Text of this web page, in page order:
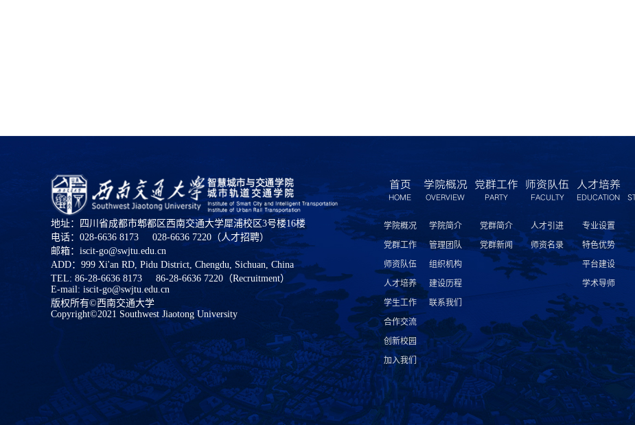
地址：四川省成都市郫都区西南交通大学犀浦校区3号楼16楼
电话：028-6636 8173     028-6636 7220（人才招聘）
邮箱：iscit-go@swjtu.edu.cn
ADD：999 Xi'an RD, Pidu District, Chengdu, Sichuan, China
TEL: 86-28-6636 8173     86-28-6636 7220（Recruitment）
E-mail: iscit-go@swjtu.edu.cn
版权所有©西南交通大学
Copyright©2021 Southwest Jiaotong University
首页
HOME
学院概况
党群工作
师资队伍
人才培养
学生工作
合作交流
创新校园
加入我们
学院概况
OVERVIEW
学院简介
管理团队
组织机构
建设历程
联系我们
党群工作
PARTY
党群简介
党群新闻
师资队伍
FACULTY
人才引进
师资名录
人才培养
EDUCATION
专业设置
特色优势
平台建设
学术导师